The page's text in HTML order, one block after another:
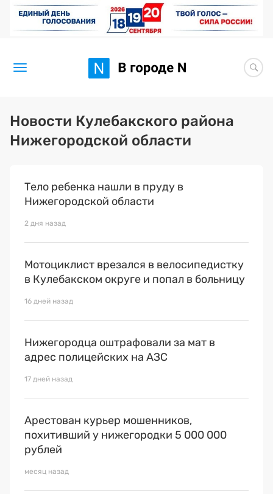
Новости
Статьи
BORЩ
Премия 2025
Новости Кулебакского района
Нижегородской области
Тело ребенка нашли в пруду в
Нижегородской области
2 дня назад
Мотоциклист врезался в велосипедистку
в Кулебакском округе и попал в больницу
16 дней назад
Нижегородца оштрафовали за мат в
адрес полицейских на АЗС
17 дней назад
Арестован курьер мошенников,
похитивший у нижегородки 5 000 000
рублей
месяц назад